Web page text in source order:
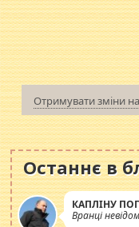
Отримувати зміни
Останнє в
КАПЛІНУ
Вранці